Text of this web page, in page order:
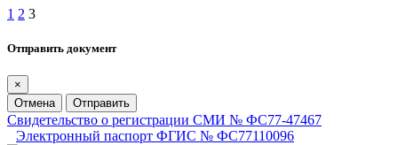
1 2 3
Отправить документ
×
Отмена
Отправить
Свидетельство о регистрации СМИ № ФС77-47467
Электронный паспорт ФГИС № ФС77110096